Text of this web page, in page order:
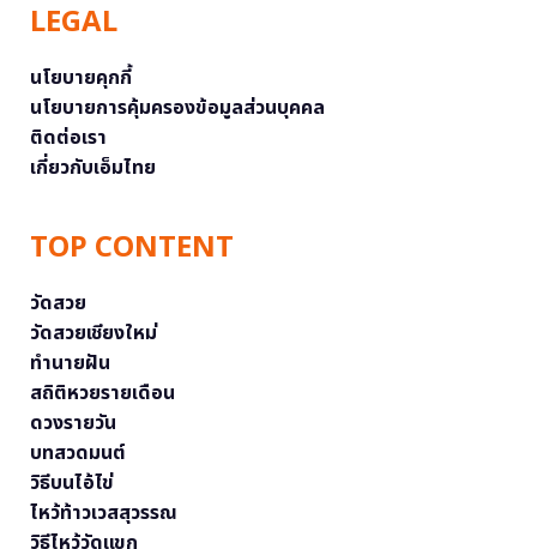
LEGAL
นโยบายคุกกี้
นโยบายการคุ้มครองข้อมูลส่วนบุคคล
ติดต่อเรา
เกี่ยวกับเอ็มไทย
TOP CONTENT
วัดสวย
วัดสวยเชียงใหม่
ทำนายฝัน
สถิติหวยรายเดือน
ดวงรายวัน
บทสวดมนต์
วิธีบนไอ้ไข่
ไหว้ท้าวเวสสุวรรณ